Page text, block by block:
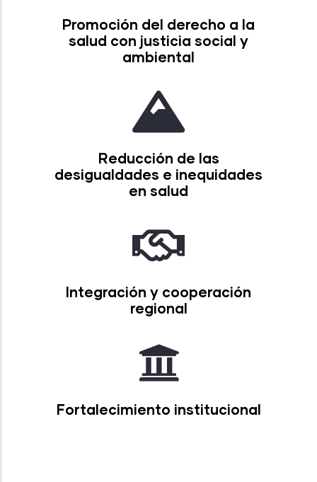
Promoción del derecho a la
salud con justicia social y
ambiental
Reducción de las
desigualdades e inequidades
en salud
Integración y cooperación
regional
Fortalecimiento institucional